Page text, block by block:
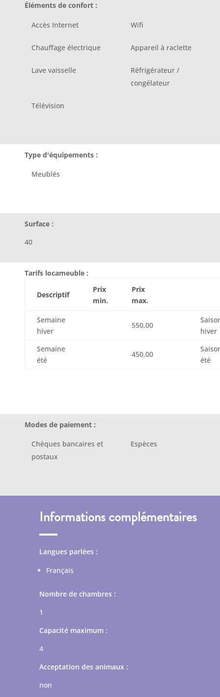
Éléments de confort :
Accès Internet Wifi
Chauffage électrique Appareil à raclette
Lave vaisselle
Réfrigérateur /
congélateur
Télévision
Type d'équipements :
Meublés
Surface :
40
Tarifs locameuble :
Descriptif
Prix
min.
Prix
max.
Semaine
hiver
550,00
hiver
Semaine
été
450,00
été
Modes de paiement :
Chèques bancaires et
postaux
Espèces
Informations complémentaires
Langues parlées :
Français
Nombre de chambres :
1
Capacité maximum :
4
Acceptation des animaux :
non